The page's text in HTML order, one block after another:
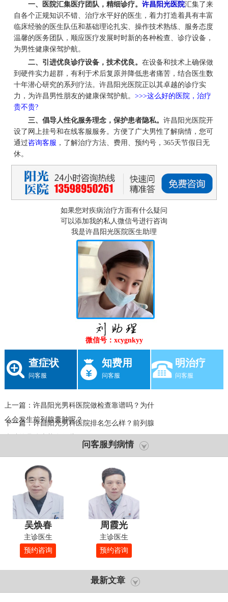
一、医院汇集医疗团队，精细诊疗。 许昌阳光医院汇集了来
自各个正规知识不错、治疗水平好的医生，着力打造着具有丰富
临床经验的医生队伍和基础理论扎实、操作技术熟练、服务态度
温馨的医务团队，顺应医疗发展时时新的各种检查、诊疗设备，
为男性健康保驾护航。
二、引进优良诊疗设备，技术优良。 在设备和技术上确保做
到硬件实力超群，有利于术后复原并降低患者痛苦，结合医生数
十年潜心研究的系列疗法。许昌阳光医院正以其卓越的诊疗实
力，为许昌男性朋友的健康保驾护航。 >>>这么好的医院，治疗
贵不贵?
三、倡导人性化服务理念，保护患者隐私。 许昌阳光医院开
设了网上挂号和在线客服服务。方便了广大男性了解病情，您可
通过咨询客服 ，了解治疗方法、费用、预约号，365天节假日无
休。
如果您对疾病治疗方面有什么疑问
可以添加我的私人微信号进行咨询
我是许昌阳光医院医生助理
微信号：xcygnkyy
查症状
问客服
知费用
问客服
明治疗
问客服
上一篇： 许昌阳光男科医院做检查靠谱吗？为什
么会发生前列腺囊肿呢？
下一篇：许昌阳光男科医院排名怎么样？前列腺
问客服判病情
吴焕春
主诊医生
预约咨询
周霞光
主诊医生
预约咨询
最新文章